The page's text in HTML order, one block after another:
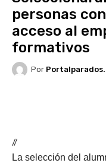
personas
acceso al
formativos
Por
//
La selección del